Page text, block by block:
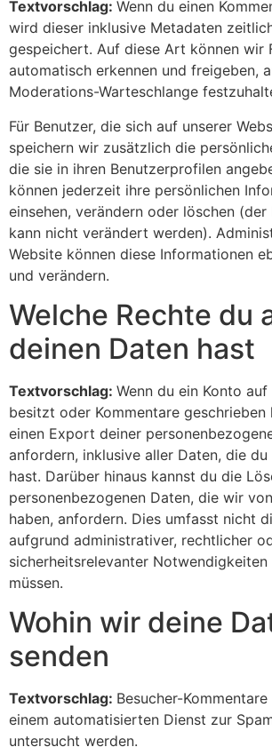
Textvorschlag: Wenn du einen
wird dieser inklusive Metadaten
gespeichert. Auf diese Art können wir
automatisch erkennen und freigeben,
Moderations-Warteschlange
Für Benutzer, die sich auf unserer
speichern wir zusätzlich die
die sie in ihren Benutzerprofilen
können jederzeit ihre persönlichen
einsehen, verändern oder löschen (der
kann nicht verändert werden).
Website können diese Informationen
und verändern.
Welche Rechte du
deinen Daten hast
Textvorschlag: Wenn du ein Konto
besitzt oder Kommentare geschrieben
einen Export deiner
anfordern, inklusive aller Daten, die
hast. Darüber hinaus kannst du die
personenbezogenen Daten, die wir
haben, anfordern. Dies umfasst nicht
aufgrund administrativer, rechtlicher
sicherheitsrelevanter Notwendigkeiten
müssen.
Wohin wir deine
senden
Textvorschlag: Besucher-
einem automatisierten Dienst zur
untersucht werden.